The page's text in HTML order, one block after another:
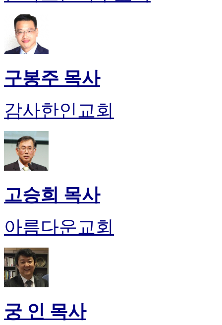
구봉주 목사
감사한인교회
고승희 목사
아름다운교회
궁 인 목사